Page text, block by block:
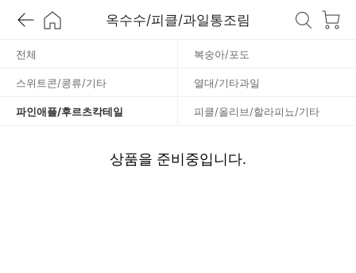
옥수수/피클/과일통조림
전체 복숭아/포도
스위트콘/콩류/기타 열대/기타과일
파인애플/후르츠칵테일 피클/올리브/할라피뇨/기타
상품을 준비중입니다.